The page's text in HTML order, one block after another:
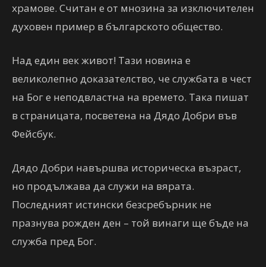
храмове. Считан е от мнозина за изключителен
духовен пример в българското общество.
Над един век живот! Тази новина е
великолепно доказателство, че службата в чест
на Бог е неподвластна на времето. Така пишат
в страницата, посветена на Дядо Добри във
Фейсбук.
Дядо Добри навършва историческа възраст,
но продължава да служи на вярата.
Последният истински безсребърник не
празнува рожден ден – той винаги ще бъде на
служба пред Бог.